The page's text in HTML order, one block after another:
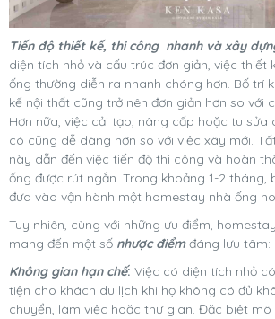
Tiến độ thiết kế, thi công nhanh và xây
diện tích nhỏ và cấu trúc đơn giản, việc thiết
ống thường diễn ra nhanh chóng hơn. Bố trí
kế nội thất cũng trở nên đơn giản hơn so với
Hơn nữa, việc cải tạo, nâng cấp hoặc tu sửa
có cũng dễ dàng hơn so với việc xây mới.
này dẫn đến việc tiến độ thi công và hoàn
ống được rút ngắn. Trong khoảng 1-2 tháng,
đưa vào vận hành một homestay nhà ống
Tuy nhiên, cùng với những ưu điểm,
mang đến một số nhược điểmđáng lưu tâm:
Không gian hạn chế: Việc có diện tích nhỏ
tiện cho khách du lịch khi họ không có đủ
chuyển, làm việc hoặc thư giãn. Đặc biệt mô